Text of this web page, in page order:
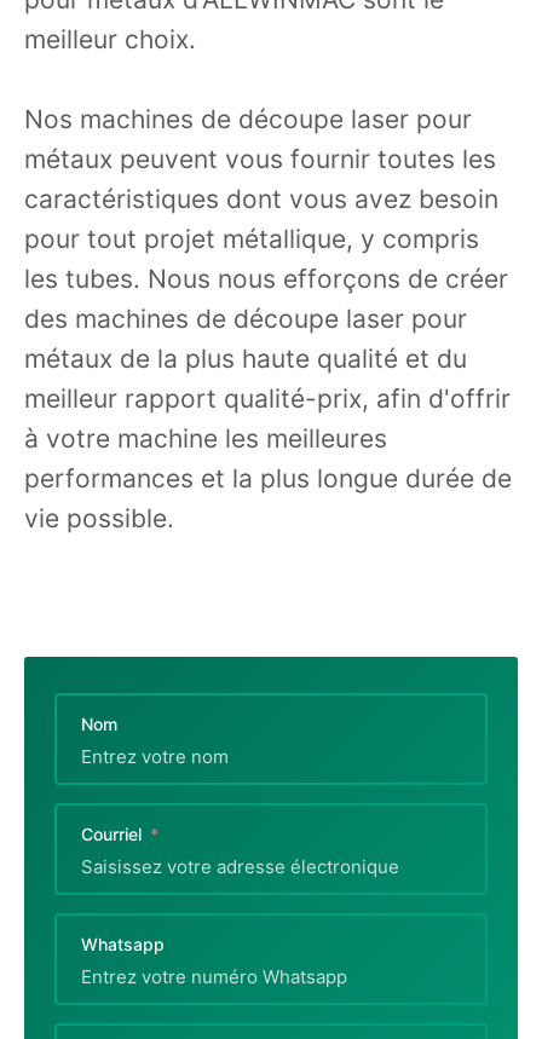
meilleur choix.
Nos machines de découpe laser pour
métaux peuvent vous fournir toutes les
caractéristiques dont vous avez besoin
pour tout projet métallique, y compris
les tubes. Nous nous efforçons de créer
des machines de découpe laser pour
métaux de la plus haute qualité et du
meilleur rapport qualité-prix, afin d'offrir
à votre machine les meilleures
performances et la plus longue durée de
vie possible.
Nom
Courriel
Whatsapp